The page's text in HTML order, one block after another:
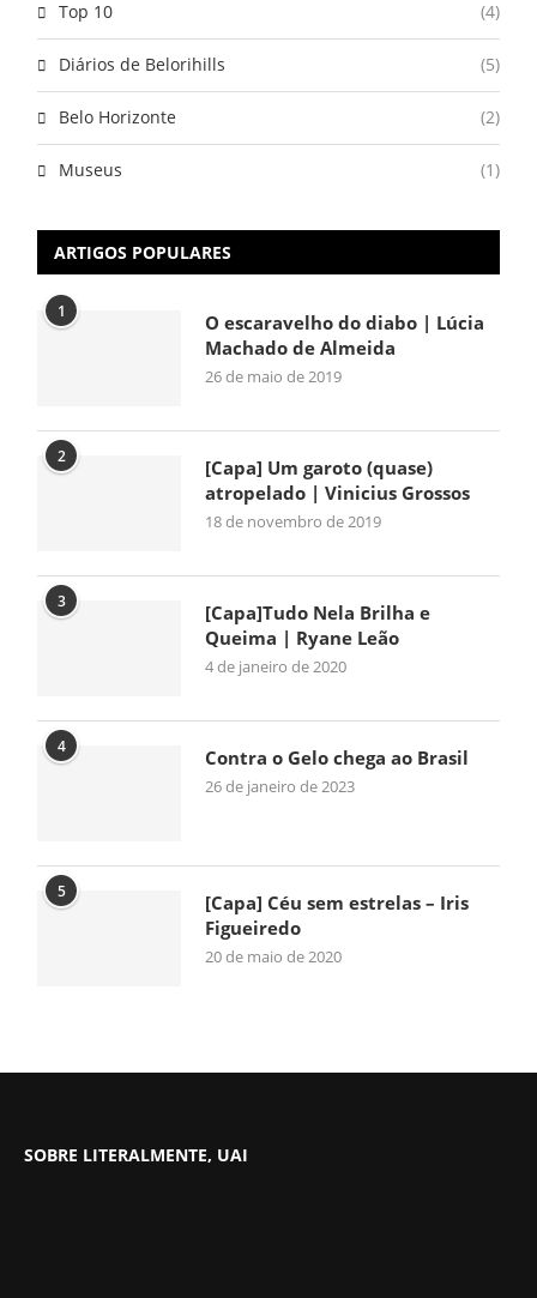
Top 10 (4)
Diários de Belorihills (5)
Belo Horizonte (2)
Museus (1)
ARTIGOS POPULARES
1
O escaravelho do diabo | Lúcia
Machado de Almeida
26 de maio de 2019
2
[Capa] Um garoto (quase)
atropelado | Vinicius Grossos
18 de novembro de 2019
3
[Capa]Tudo Nela Brilha e
Queima | Ryane Leão
4 de janeiro de 2020
4 Contra o Gelo chega ao Brasil
26 de janeiro de 2023
5
[Capa] Céu sem estrelas – Iris
Figueiredo
20 de maio de 2020
SOBRE LITERALMENTE, UAI